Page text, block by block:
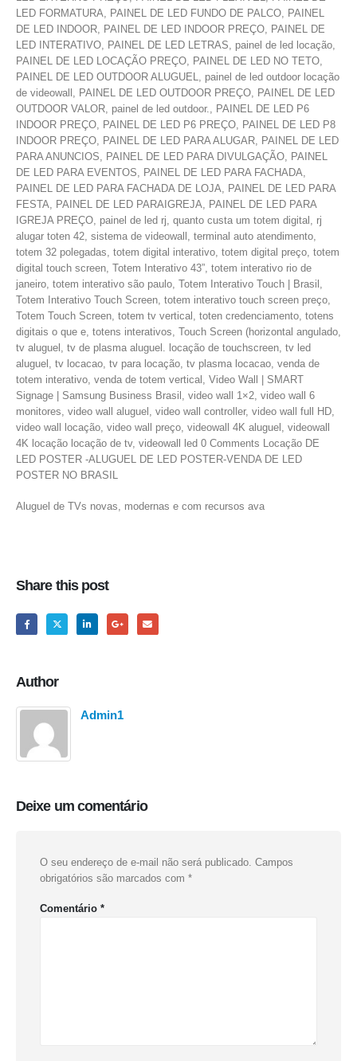
LED FORMATURA, PAINEL DE LED FUNDO DE PALCO, PAINEL
DE LED INDOOR, PAINEL DE LED INDOOR PREÇO, PAINEL DE
LED INTERATIVO, PAINEL DE LED LETRAS, painel de led locação,
PAINEL DE LED LOCAÇÃO PREÇO, PAINEL DE LED NO TETO,
PAINEL DE LED OUTDOOR ALUGUEL, painel de led outdoor locação
de videowall, PAINEL DE LED OUTDOOR PREÇO, PAINEL DE LED
OUTDOOR VALOR, painel de led outdoor., PAINEL DE LED P6
INDOOR PREÇO, PAINEL DE LED P6 PREÇO, PAINEL DE LED P8
INDOOR PREÇO, PAINEL DE LED PARA ALUGAR, PAINEL DE LED
PARA ANUNCIOS, PAINEL DE LED PARA DIVULGAÇÃO, PAINEL
DE LED PARA EVENTOS, PAINEL DE LED PARA FACHADA,
PAINEL DE LED PARA FACHADA DE LOJA, PAINEL DE LED PARA
FESTA, PAINEL DE LED PARAIGREJA, PAINEL DE LED PARA
IGREJA PREÇO, painel de led rj, quanto custa um totem digital, rj
alugar toten 42, sistema de videowall, terminal auto atendimento,
totem 32 polegadas, totem digital interativo, totem digital preço, totem
digital touch screen, Totem Interativo 43”, totem interativo rio de
janeiro, totem interativo são paulo, Totem Interativo Touch | Brasil,
Totem Interativo Touch Screen, totem interativo touch screen preço,
Totem Touch Screen, totem tv vertical, toten credenciamento, totens
digitais o que e, totens interativos, Touch Screen (horizontal angulado,
tv aluguel, tv de plasma aluguel. locação de touchscreen, tv led
aluguel, tv locacao, tv para locação, tv plasma locacao, venda de
totem interativo, venda de totem vertical, Video Wall | SMART
Signage | Samsung Business Brasil, video wall 1×2, video wall 6
monitores, video wall aluguel, video wall controller, video wall full HD,
video wall locação, video wall preço, videowall 4K aluguel, videowall
4K locação locação de tv, videowall led 0 Comments Locação DE
LED POSTER -ALUGUEL DE LED POSTER-VENDA DE LED
POSTER NO BRASIL
Aluguel de TVs novas, modernas e com recursos ava
Share this post
Author
Admin1
Deixe um comentário
O seu endereço de e-mail não será publicado. Campos
obrigatórios são marcados com *
Comentário *